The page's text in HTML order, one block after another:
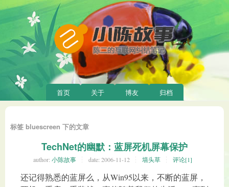
首页 关于 博友 归档
标签 bluescreen 下的文章
TechNet的幽默：蓝屏死机屏幕保护
author: 小陈故事 date: 2006-11-12 墙头草 评论[1]
还记得熟悉的蓝屏么，从Win95以来，不断的蓝屏，